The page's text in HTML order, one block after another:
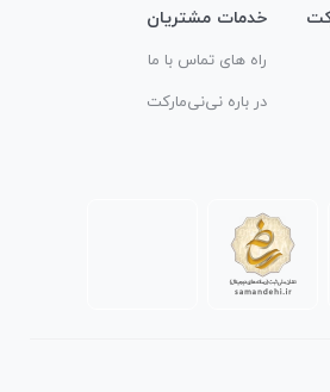
خدمات مشتریان
راه های تماس با ما
در باره نی‌نی‌مارکت